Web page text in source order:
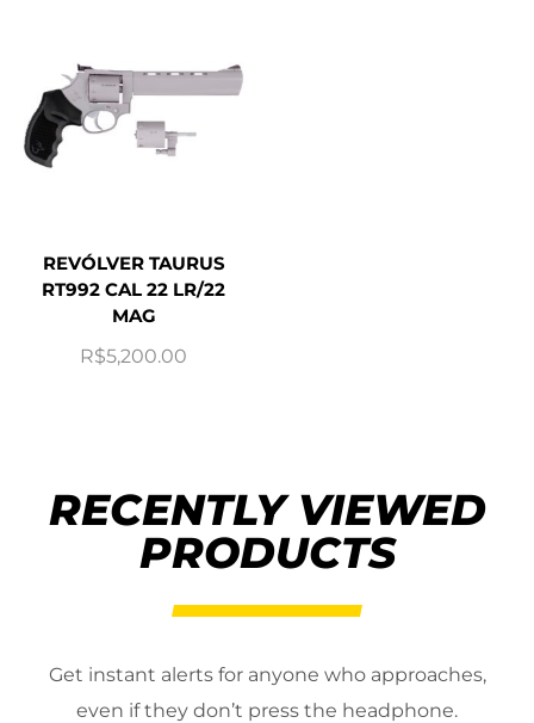
REVÓLVER TAURUS
RT992 CAL 22 LR/22
MAG
R$5,200.00
RECENTLY VIEWED
PRODUCTS
Get instant alerts for anyone who approaches,
even if they don’t press the headphone.